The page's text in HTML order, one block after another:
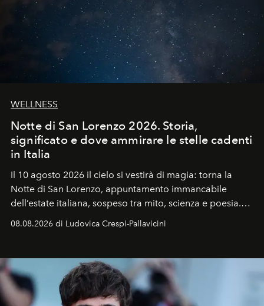
WELLNESS
Notte di San Lorenzo 2026. Storia,
significato e dove ammirare le stelle cadenti
in Italia
Il 10 agosto 2026 il cielo si vestirà di magia: torna la
Notte di San Lorenzo, appuntamento immancabile
dell’estate italiana, sospeso tra mito, scienza e poesia.
Sarà il momento in cui gli occhi si alzano verso la volta
celeste per seguire il passaggio delle
all’universo i desideri più segreti
08.08.2026 di Ludovica Crespi-Pallavicini